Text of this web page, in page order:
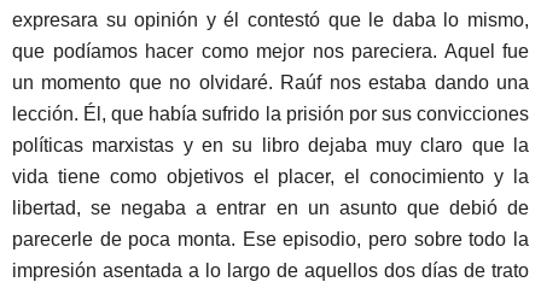
expresara su opinión y él contestó que le daba lo mismo,
que podíamos hacer como mejor nos pareciera. Aquel fue
un momento que no olvidaré. Raúf nos estaba dando una
lección. Él, que había sufrido la prisión por sus convicciones
políticas marxistas y en su libro dejaba muy claro que la
vida tiene como objetivos el placer, el conocimiento y la
libertad, se negaba a entrar en un asunto que debió de
parecerle de poca monta. Ese episodio, pero sobre todo la
impresión asentada a lo largo de aquellos dos días de trato